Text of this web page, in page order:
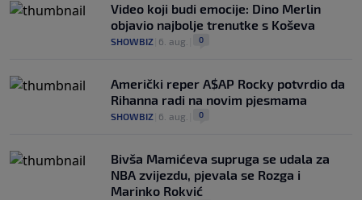
Video koji budi emocije: Dino Merlin
objavio najbolje trenutke s Koševa
SHOWBIZ 6. aug. 0
Američki reper A$AP Rocky potvrdio da
Rihanna radi na novim pjesmama
SHOWBIZ 6. aug. 0
Bivša Mamićeva supruga se udala za
NBA zvijezdu, pjevala se Rozga i
Marinko Rokvić